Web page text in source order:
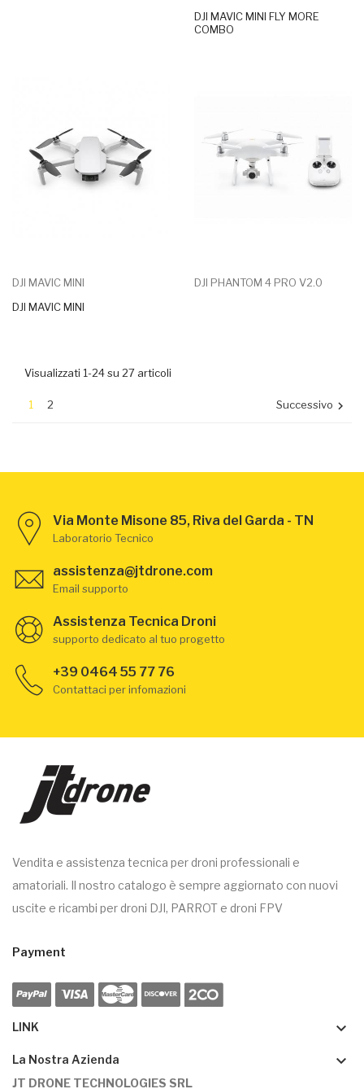
DJI MAVIC MINI FLY MORE
COMBO
DJI MAVIC MINI
DJI MAVIC MINI
DJI PHANTOM 4 PRO V2.0
Visualizzati 1-24 su 27 articoli
1 2 Successivo 
Via Monte Misone 85, Riva del Garda - TN
Laboratorio Tecnico
assistenza@jtdrone.com
Email supporto
Assistenza Tecnica Droni
supporto dedicato al tuo progetto
+39 0464 55 77 76
Contattaci per infomazioni
Vendita e assistenza tecnica per droni professionali e
amatoriali. Il nostro catalogo è sempre aggiornato con nuovi
uscite e ricambi per droni DJI, PARROT e droni FPV
Payment
LINK keyboard_arrow_down
La Nostra Azienda keyboard_arrow_down
JT DRONE TECHNOLOGIES SRL